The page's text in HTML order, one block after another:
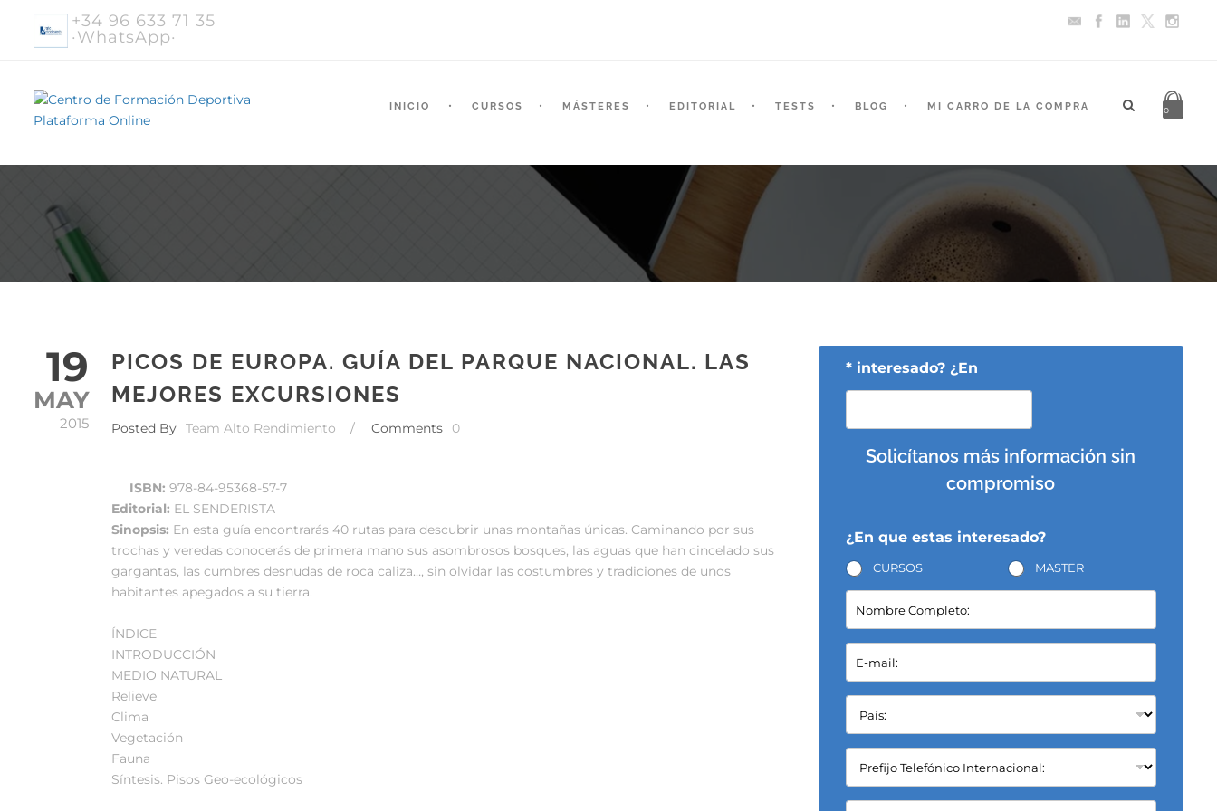
+34 96 633 71 35
·WhatsApp·
INICIO CURSOS MÁSTERES EDITORIAL TESTS BLOG MI CARRO DE LA COMPRA 0
19
MAY
2015
PICOS DE EUROPA. GUÍA DEL PARQUE NACIONAL. LAS
MEJORES EXCURSIONES
Posted By Team Alto Rendimiento / Comments 0
ISBN: 978-84-95368-57-7
Editorial: EL SENDERISTA
Sinopsis: En esta guía encontrarás 40 rutas para descubrir unas montañas únicas. Caminando por sus
trochas y veredas conocerás de primera mano sus asombrosos bosques, las aguas que han cincelado sus
gargantas, las cumbres desnudas de roca caliza…, sin olvidar las costumbres y tradiciones de unos
habitantes apegados a su tierra.
ÍNDICE
INTRODUCCIÓN
MEDIO NATURAL
Relieve
Clima
Vegetación
Fauna
Síntesis. Pisos Geo-ecológicos
* interesado? ¿En
Solicítanos más información sin
compromiso
¿En que estas interesado?
CURSOS MASTER
N
m
b
e
C
m
p
e
t
E
m
a
l
*
P
í
s
*
C
m
p